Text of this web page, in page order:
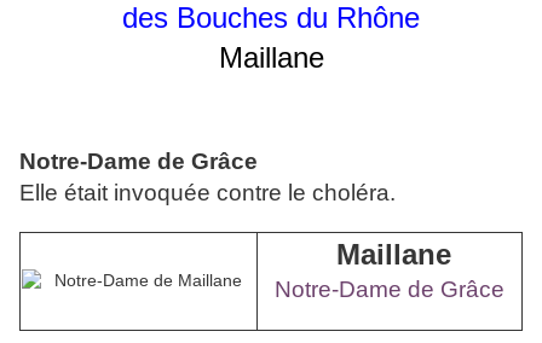
des Bouches du Rhône
Maillane
Notre-Dame de Grâce
Elle était invoquée contre le choléra.
Maillane
Notre-Dame de Grâce